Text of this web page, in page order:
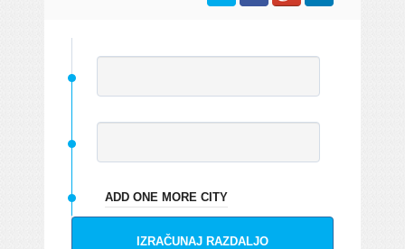
ADD ONE MORE CITY
IZRAČUNAJ RAZDALJO